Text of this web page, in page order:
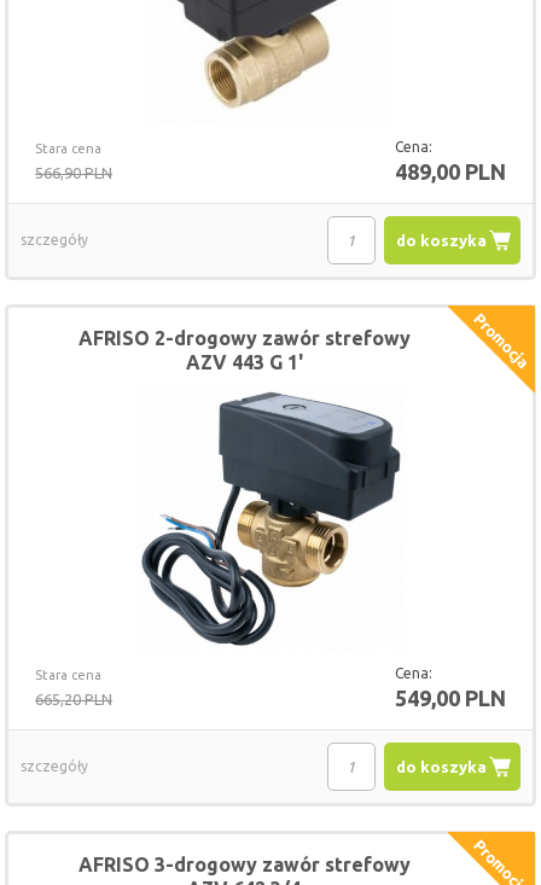
Stara cena
566,90 PLN
Cena:
489,00 PLN
do koszyka
szczegóły
Stara cena
665,20 PLN
Cena:
549,00 PLN
AFRISO 2-drogowy zawór strefowy
AZV 443 G 1'
do koszyka
szczegóły
AFRISO 3-drogowy zawór strefowy